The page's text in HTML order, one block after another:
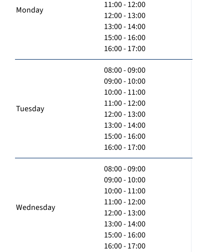
Monday
11:00 - 12:00
12:00 - 13:00
13:00 - 14:00
15:00 - 16:00
16:00 - 17:00
Tuesday
08:00 - 09:00
09:00 - 10:00
10:00 - 11:00
11:00 - 12:00
12:00 - 13:00
13:00 - 14:00
15:00 - 16:00
16:00 - 17:00
Wednesday
08:00 - 09:00
09:00 - 10:00
10:00 - 11:00
11:00 - 12:00
12:00 - 13:00
13:00 - 14:00
15:00 - 16:00
16:00 - 17:00